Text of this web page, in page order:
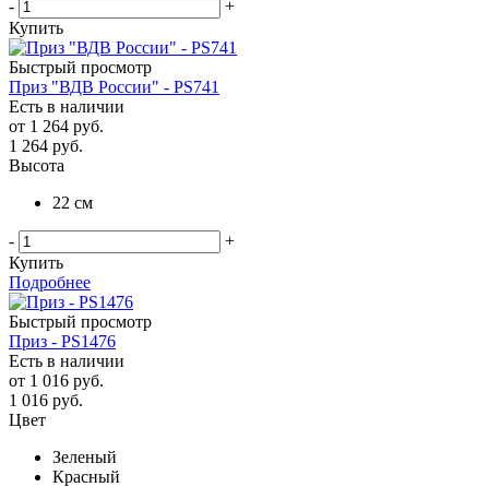
-
+
Купить
Быстрый просмотр
Приз "ВДВ России" - PS741
Есть в наличии
от 1 264 руб.
1 264 руб.
Высота
22 см
-
+
Купить
Подробнее
Быстрый просмотр
Приз - PS1476
Есть в наличии
от 1 016 руб.
1 016 руб.
Цвет
Зеленый
Красный